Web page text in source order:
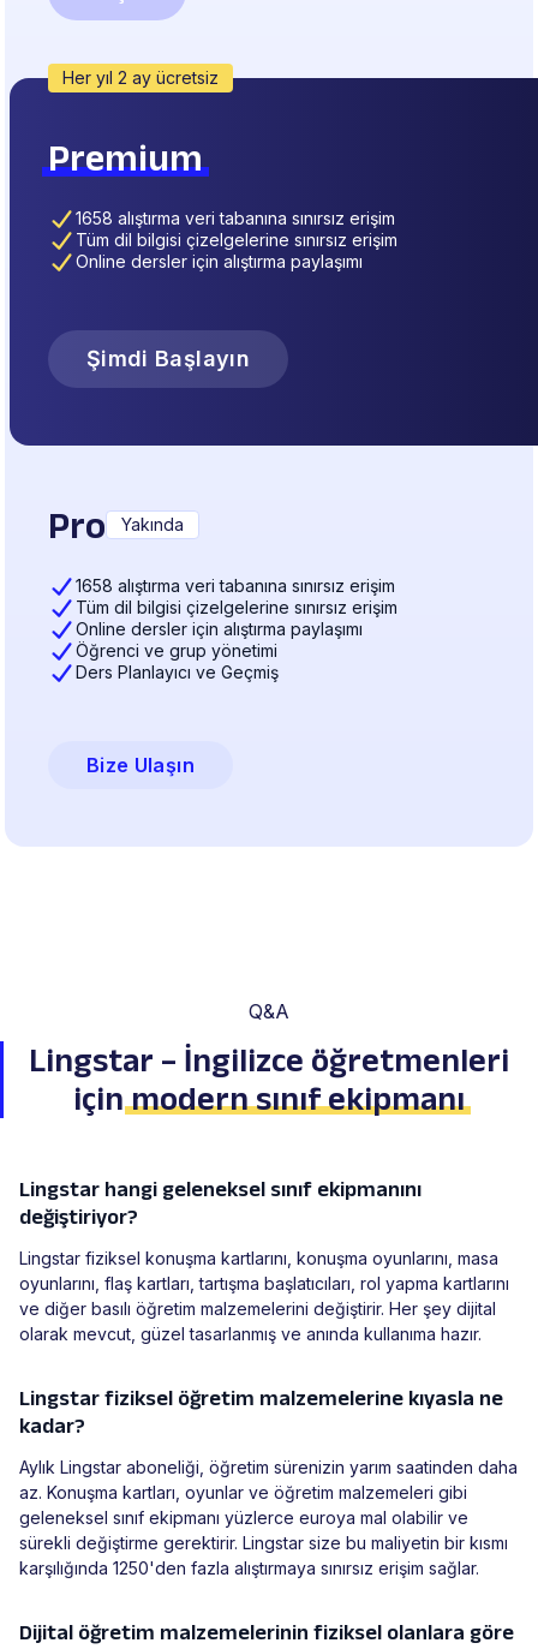
Her yıl 2 ay ücretsiz
Premium
1658 alıştırma veri tabanına sınırsız erişim
Tüm dil bilgisi çizelgelerine sınırsız erişim
Online dersler için alıştırma paylaşımı
Şimdi Başlayın
Pro Yakında
1658 alıştırma veri tabanına sınırsız erişim
Tüm dil bilgisi çizelgelerine sınırsız erişim
Online dersler için alıştırma paylaşımı
Öğrenci ve grup yönetimi
Ders Planlayıcı ve Geçmiş
Bize Ulaşın
Q&A
Lingstar – İngilizce öğretmenleri
içinmodern sınıf ekipmanı
Lingstar hangi geleneksel sınıf ekipmanını
değiştiriyor?
Lingstar fiziksel konuşma kartlarını, konuşma oyunlarını, masa
oyunlarını, flaş kartları, tartışma başlatıcıları, rol yapma kartlarını
ve diğer basılı öğretim malzemelerini değiştirir. Her şey dijital
olarak mevcut, güzel tasarlanmış ve anında kullanıma hazır.
Lingstar fiziksel öğretim malzemelerine kıyasla ne
kadar?
Aylık Lingstar aboneliği, öğretim sürenizin yarım saatinden daha
az. Konuşma kartları, oyunlar ve öğretim malzemeleri gibi
geleneksel sınıf ekipmanı yüzlerce euroya mal olabilir ve
sürekli değiştirme gerektirir. Lingstar size bu maliyetin bir kısmı
karşılığında 1250'den fazla alıştırmaya sınırsız erişim sağlar.
Dijital öğretim malzemelerinin fiziksel olanlara göre